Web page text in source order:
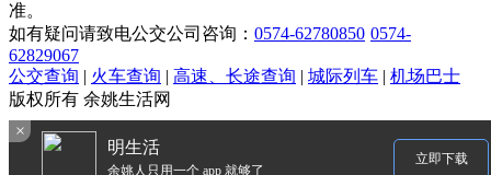
准。
如有疑问请致电公交公司咨询： 0574-62780850 0574-
62829067
公交查询 | 火车查询 | 高速、长途查询 | 城际列车 | 机场巴士
版权所有 余姚生活网
×
明生活
余姚人只用一个 app 就够了
立即下载